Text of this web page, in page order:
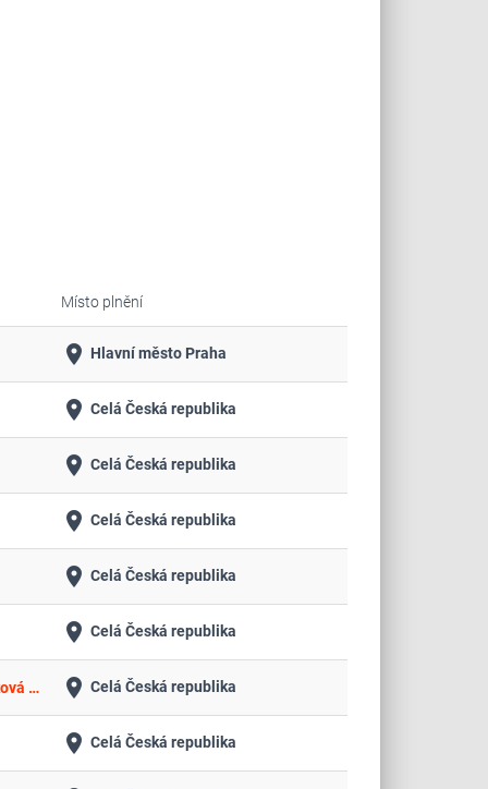
Místo plnění
place Hlavní město Praha
place Celá Česká republika
place Celá Česká republika
place Celá Česká republika
place Celá Česká republika
place Celá Česká republika
Koncese: Koncese na stravování pro Střední uměleckoprůmyslovou školu keramickou a sklářskou Karlovy Vary, příspěvková organizace place Celá Česká republika
place Celá Česká republika